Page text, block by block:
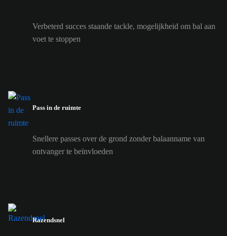
Verbeterd succes staande tackle, mogelijkheid om bal aan
voet te stoppen
Pass in de ruimte
Snellere passes over de grond zonder balaanname van
ontvanger te beïnvloeden
Razendsnel